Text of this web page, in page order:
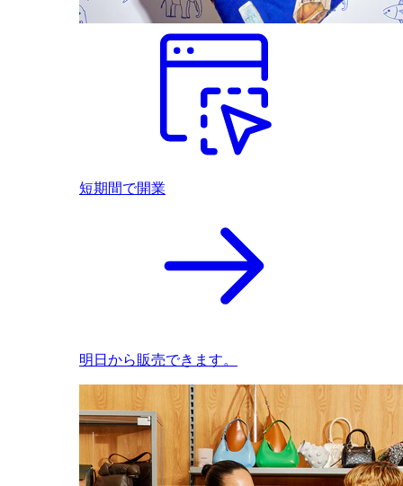
短期間で開業
明日から販売できます。